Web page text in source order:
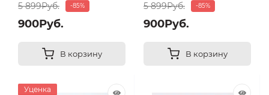
5 899Руб. -85%
900Руб.
В корзину
5 899Руб. -85%
900Руб.
В корзину
Уценка